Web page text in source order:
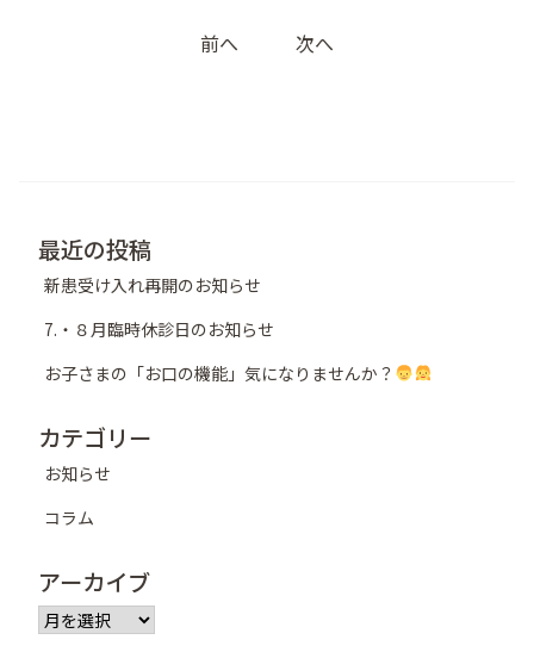
前へ 次へ
最近の投稿
新患受け入れ再開のお知らせ
7.・８月臨時休診日のお知らせ
お子さまの「お口の機能」気になりませんか？
カテゴリー
お知らせ
コラム
アーカイブ
ア
ー